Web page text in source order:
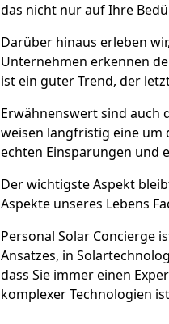
das nicht nur auf Ihre
Darüber hinaus erleben
Unternehmen erkennen
ist ein guter Trend, der
Erwähnenswert sind auch
weisen langfristig eine um
echten Einsparungen und
Der wichtigste Aspekt
Aspekte unseres Lebens
Personal Solar Concierge
Ansatzes, in
dass Sie immer einen
komplexer Technologien